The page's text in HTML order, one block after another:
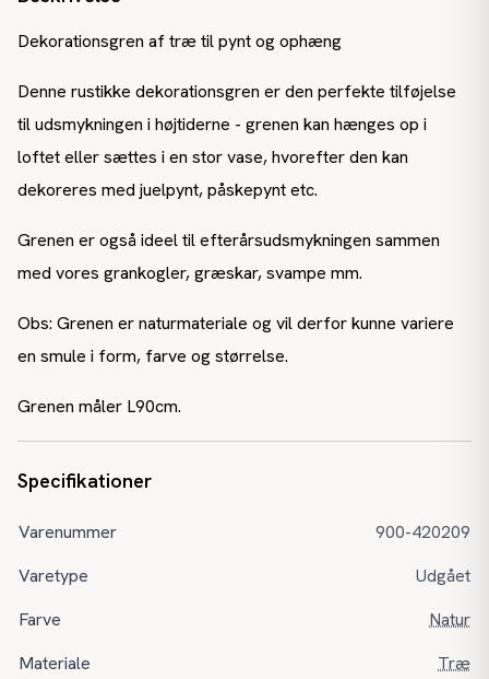
Dekorationsgren af træ til pynt og ophæng
Denne rustikke dekorationsgren er den perfekte tilføjelse
til udsmykningen i højtiderne - grenen kan hænges op i
loftet eller sættes i en stor vase, hvorefter den kan
dekoreres med juelpynt, påskepynt etc.
Grenen er også ideel til efterårsudsmykningen sammen
med vores grankogler, græskar, svampe mm.
Obs: Grenen er naturmateriale og vil derfor kunne variere
en smule i form, farve og størrelse.
Grenen måler L90cm.
Specifikationer
Varenummer
900-420209
Varetype
Udgået
Farve
Natur
Materiale
Træ